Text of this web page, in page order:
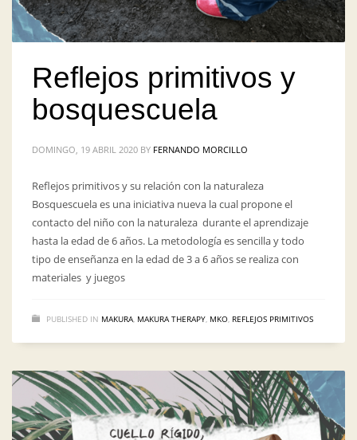
Reflejos primitivos y
bosquescuela
DOMINGO, 19 ABRIL 2020 BY FERNANDO MORCILLO
Reflejos primitivos y su relación con la naturaleza
Bosquescuela es una iniciativa nueva la cual propone el
contacto del niño con la naturaleza durante el aprendizaje
hasta la edad de 6 años. La metodología es sencilla y todo
tipo de enseñanza en la edad de 3 a 6 años se realiza con
materiales y juegos
PUBLISHED IN MAKURA, MAKURA THERAPY, MKO, REFLEJOS PRIMITIVOS